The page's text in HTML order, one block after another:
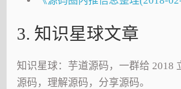
3. 知识星球文章
知识星球：芋道源码，一群给 2018
源码，理解源码，分享源码。